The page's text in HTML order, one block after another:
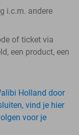
i.c.m. andere
of ticket via
een product, een
Holland door
vind je hier
voor je